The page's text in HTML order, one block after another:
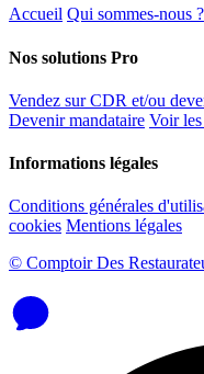
Accueil Qui sommes-nous ?
Nos solutions Pro
Vendez sur CDR et/ou
Devenir mandataire Voir
Informations légales
Conditions générales
cookies Mentions légales
© Comptoir Des